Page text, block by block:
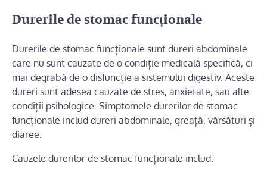
Durerile de stomac funcționale
Durerile de stomac funcționale sunt dureri abdominale
care nu sunt cauzate de o condiție medicală specifică, ci
mai degrabă de o disfuncție a sistemului digestiv. Aceste
dureri sunt adesea cauzate de stres, anxietate, sau alte
condiții psihologice. Simptomele durerilor de stomac
funcționale includ dureri abdominale, greață, vărsături și
diaree.
Cauzele durerilor de stomac funcționale includ: